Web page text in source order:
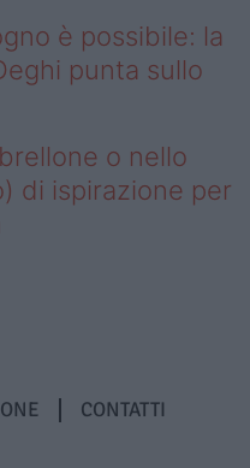
è possibile: la
punta sullo
o nello
di ispirazione per
CONTATTI